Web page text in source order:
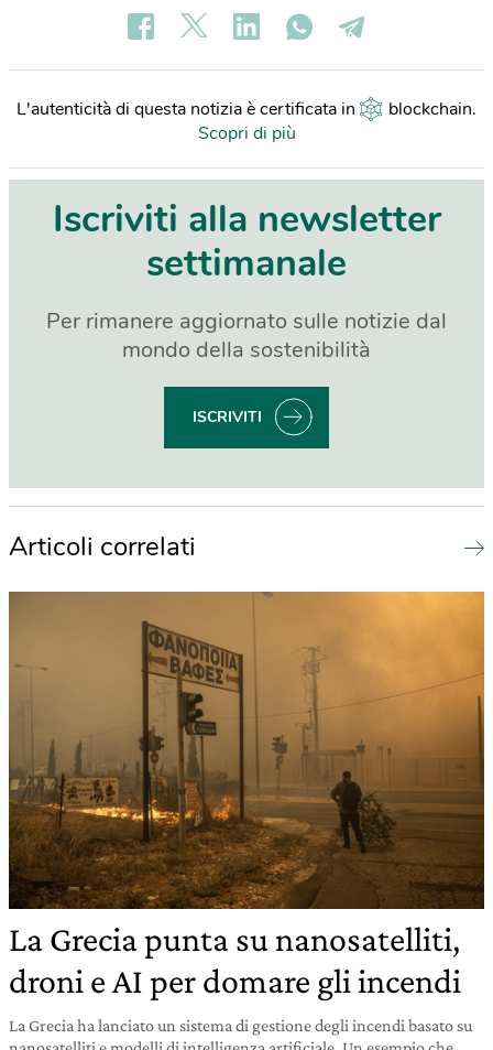
L'autenticità di questa notizia è certificata in blockchain.
Scopri di più
Iscriviti alla newsletter
settimanale
Per rimanere aggiornato sulle notizie dal
mondo della sostenibilità
ISCRIVITI
Articoli correlati
La Grecia punta su nanosatelliti,
droni e AI per domare gli incendi
La Grecia ha lanciato un sistema di gestione degli incendi basato su